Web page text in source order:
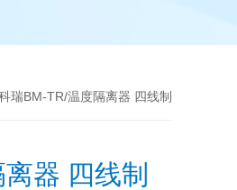
瑞BM-TR/温度隔离器 四线制
器 四线制